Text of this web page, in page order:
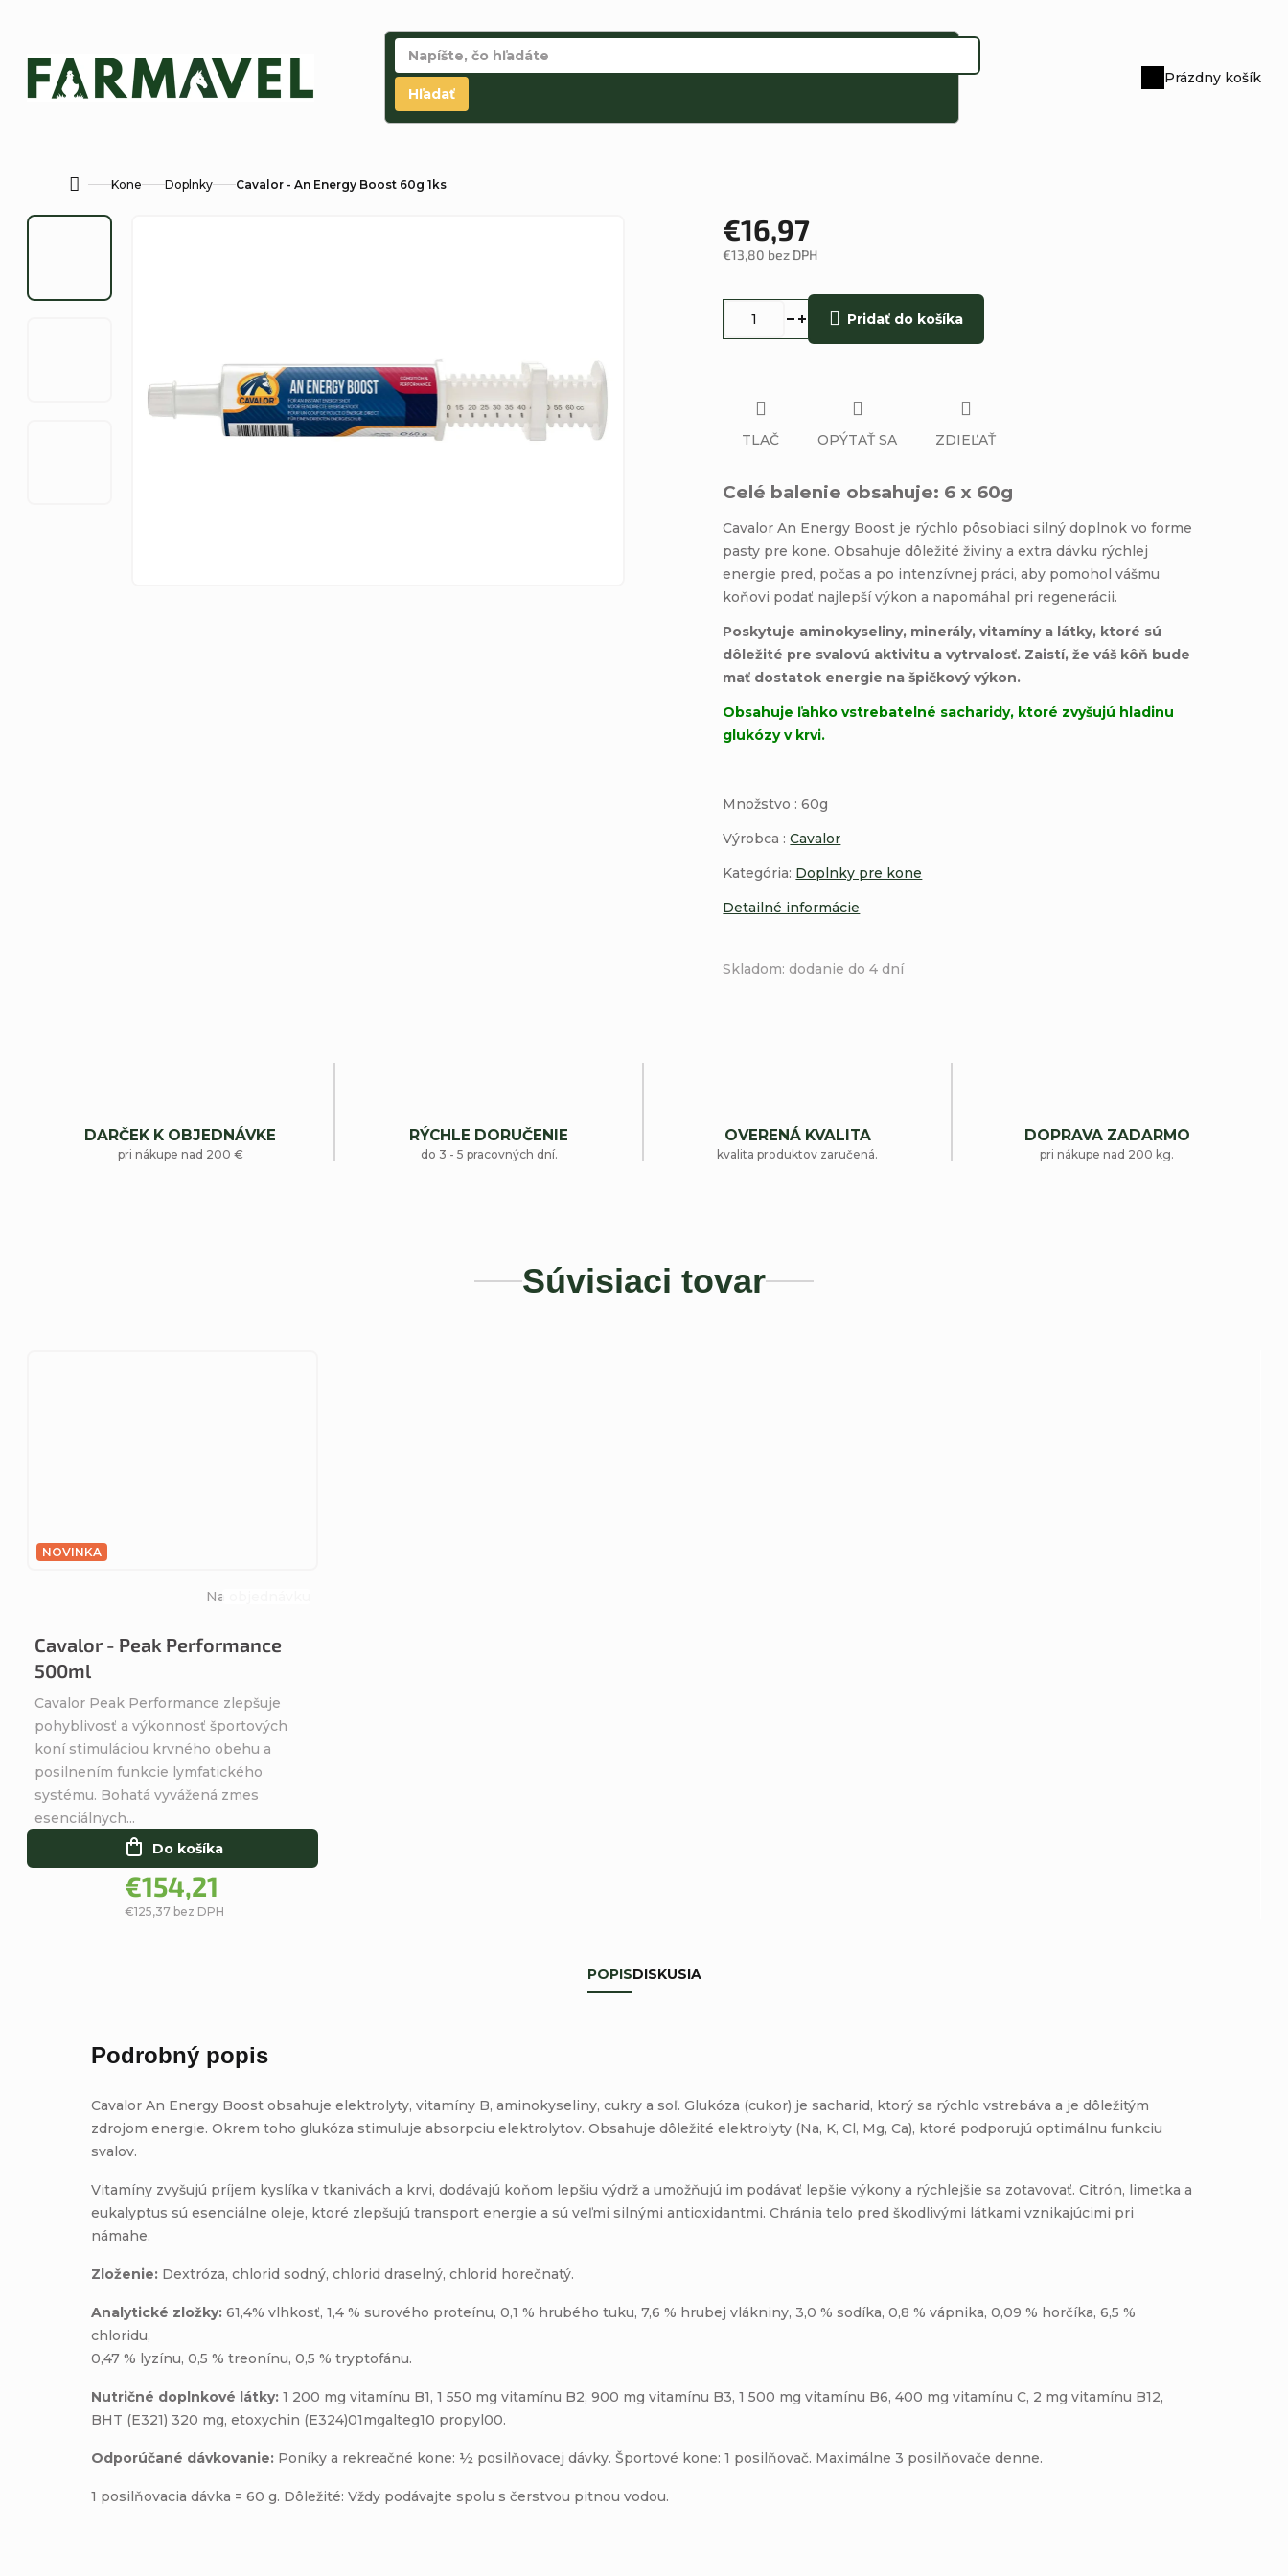
obsah
Hľadať
Nákupný
Prázdny košík
Domov
Kone Doplnky Cavalor - An Energy Boost 60g 1ks
€16,97
€13,80 bez DPH
Skladom: dodanie do 4 dní
Pridať do košíka
Celé balenie obsahuje: 6 x 60g
Cavalor An Energy Boost je rýchlo pôsobiaci silný doplnok vo forme
pasty pre kone. Obsahuje dôležité živiny a extra dávku rýchlej
energie pred, počas a po intenzívnej práci, aby pomohol vášmu
koňovi podať najlepší výkon a napomáhal pri regenerácii.
Poskytuje aminokyseliny, minerály, vitamíny a látky, ktoré sú
dôležité pre svalovú aktivitu a vytrvalosť. Zaistí, že váš kôň bude
mať dostatok energie na špičkový výkon.
Obsahuje ľahko vstrebatelné sacharidy, ktoré zvyšujú hladinu
glukózy v krvi.
Množstvo : 60g
Výrobca :Cavalor
Kategória: Doplnky pre kone
Detailné informácie
TLAČ OPÝTAŤ SA ZDIEĽAŤ
DARČEK K OBJEDNÁVKE
pri nákupe nad 200 €
RÝCHLE DORUČENIE
do 3 - 5 pracovných dní.
OVERENÁ KVALITA
kvalita produktov zaručená.
DOPRAVA ZADARMO
pri nákupe nad 200 kg.
Súvisiaci tovar
NOVINKA
Cavalor - Peak Performance
500ml
produktu
5,0
z
5
hviezdičiek.
Na objednávku
€125,37 bez DPH
€154,21
Do košíka
Cavalor Peak Performance zlepšuje
pohyblivosť a výkonnosť športových
koní stimuláciou krvného obehu a
posilnením funkcie lymfatického
systému. Bohatá vyvážená zmes
esenciálnych...
POPISDISKUSIA
Podrobný popis
Cavalor An Energy Boost obsahuje elektrolyty, vitamíny B, aminokyseliny, cukry a soľ. Glukóza (cukor) je sacharid, ktorý sa rýchlo vstrebáva a je dôležitým
zdrojom energie. Okrem toho glukóza stimuluje absorpciu elektrolytov. Obsahuje dôležité elektrolyty (Na, K, Cl, Mg, Ca), ktoré podporujú optimálnu funkciu
svalov.
Vitamíny zvyšujú príjem kyslíka v tkanivách a krvi, dodávajú koňom lepšiu výdrž a umožňujú im podávať lepšie výkony a rýchlejšie sa zotavovať. Citrón, limetka a
eukalyptus sú esenciálne oleje, ktoré zlepšujú transport energie a sú veľmi silnými antioxidantmi. Chránia telo pred škodlivými látkami vznikajúcimi pri
námahe.
Zloženie: Dextróza, chlorid sodný, chlorid draselný, chlorid horečnatý.
Analytické zložky: 61,4% vlhkosť, 1,4 % surového proteínu, 0,1 % hrubého tuku, 7,6 % hrubej vlákniny, 3,0 % sodíka, 0,8 % vápnika, 0,09 % horčíka, 6,5 %
chloridu,
0,47 % lyzínu, 0,5 % treonínu, 0,5 % tryptofánu.
Nutričné doplnkové látky: 1 200 mg vitamínu B1, 1 550 mg vitamínu B2, 900 mg vitamínu B3, 1 500 mg vitamínu B6, 400 mg vitamínu C, 2 mg vitamínu B12,
BHT (E321) 320 mg, etoxychin (E324)01mgalteg10 propyl00.
Odporúčané dávkovanie: Poníky a rekreačné kone: ½ posilňovacej dávky. Športové kone: 1 posilňovač. Maximálne 3 posilňovače denne.
1 posilňovacia dávka = 60 g. Dôležité: Vždy podávajte spolu s čerstvou pitnou vodou.